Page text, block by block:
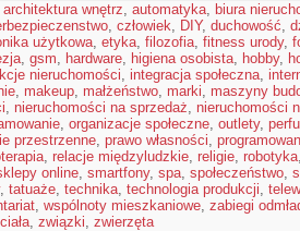
architektura wnętrz, automatyka, biura
, człowiek, DIY, duchowość,
użytkowa, etyka, filozofia, fitness urody,
, gsm, hardware, higiena osobista, hobby,
nieruchomości, integracja społeczna,
, makeup, małżeństwo, marki, maszyny
, nieruchomości na sprzedaż, nieruchomości
, organizacje społeczne, outlety,
przestrzenne, prawo własności,
, relacje międzyludzkie, religie, robotyka
online, smartfony, spa, społeczeństwo,
, tatuaże, technika, technologia produkcji,
, wspólnoty mieszkaniowe, zabiegi
, związki, zwierzęta